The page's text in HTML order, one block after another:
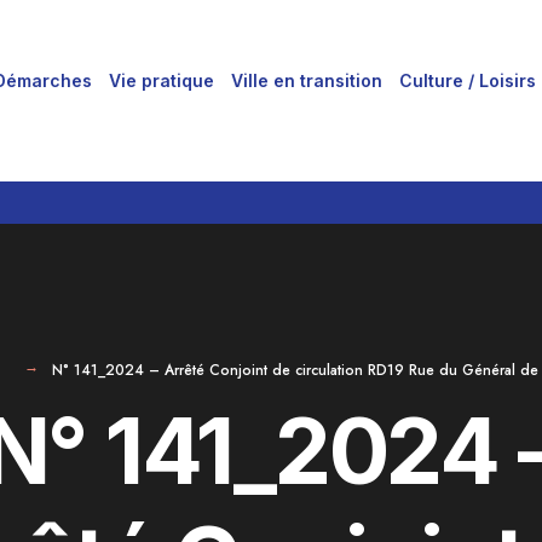
Vie pratique Ville en transition Culture / Loisirs
N° 141_2024 – Arrêté Conjoint de circulation RD19 Rue du Général
141_2024